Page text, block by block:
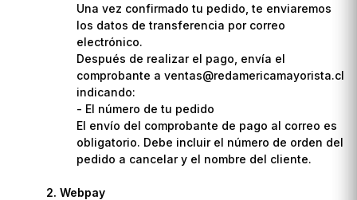
Una vez confirmado tu pedido, te enviaremos
los datos de transferencia por correo
electrónico.
Después de realizar el pago, envía el
comprobante a ventas@redamericamayorista.cl
indicando:
- El número de tu pedido
El envío del comprobante de pago al correo es
obligatorio. Debe incluir el número de orden del
pedido a cancelar y el nombre del cliente.
Webpay